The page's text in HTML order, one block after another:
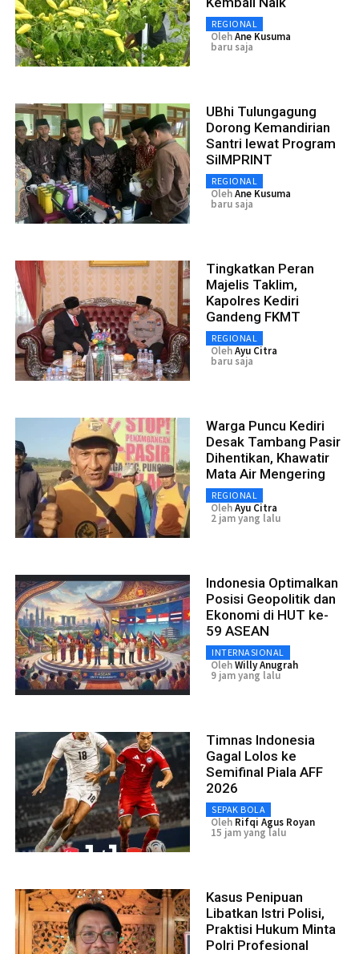
REGIONAL
OlehAne Kusuma
baru saja
UBhi Tulungagung
Dorong Kemandirian
Santri lewat Program
SiIMPRINT
REGIONAL
OlehAne Kusuma
baru saja
Tingkatkan Peran
Majelis Taklim,
Kapolres Kediri
Gandeng FKMT
REGIONAL
OlehAyu Citra
baru saja
Warga Puncu Kediri
Desak Tambang Pasir
Dihentikan, Khawatir
Mata Air Mengering
REGIONAL
OlehAyu Citra
2 jam yang lalu
Indonesia Optimalkan
Posisi Geopolitik dan
Ekonomi di HUT ke-
59 ASEAN
INTERNASIONAL
OlehWilly Anugrah
9 jam yang lalu
Timnas Indonesia
Gagal Lolos ke
Semifinal Piala AFF
2026
SEPAK BOLA
Oleh Rifqi Agus Royan
15 jam yang lalu
Kasus Penipuan
Libatkan Istri Polisi,
Praktisi Hukum Minta
Polri Profesional